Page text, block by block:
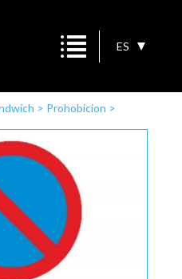
ES
> Prohobicion >